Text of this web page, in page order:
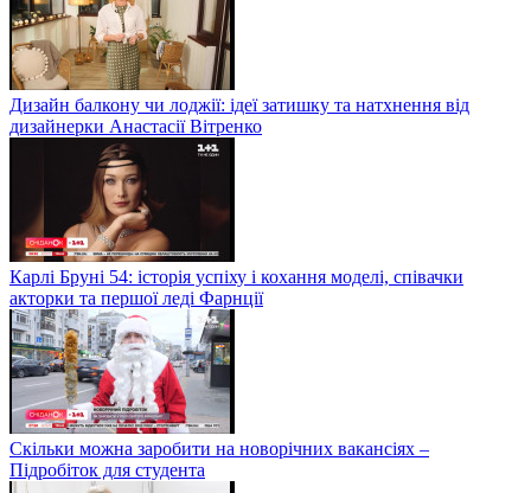
Дизайн балкону чи лоджії: ідеї затишку та натхнення від
дизайнерки Анастасії Вітренко
Карлі Бруні 54: історія успіху і кохання моделі, співачки
акторки та першої леді Фарнції
Скільки можна заробити на новорічних вакансіях –
Підробіток для студента